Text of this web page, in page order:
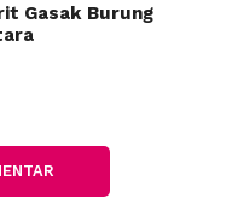
Adam, dan
dijual
Metro Bekasi Kota.
7 tahun setelah
Gasak Burung